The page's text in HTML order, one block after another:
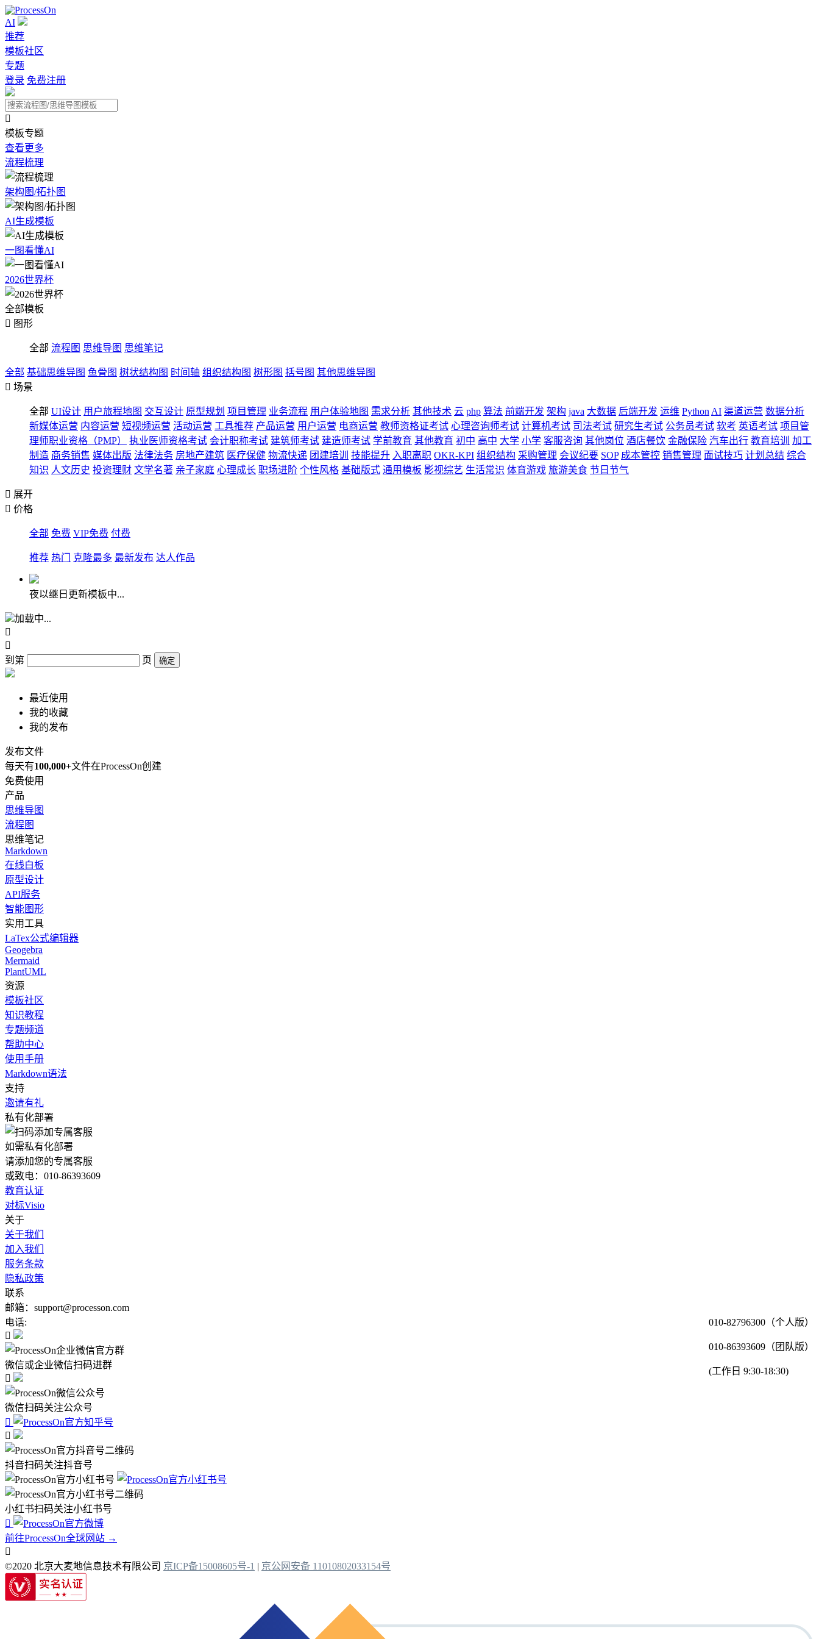
AI
推荐
模板社区
专题
登录 免费注册

模板专题
查看更多
流程梳理
架构图/拓扑图
AI生成模板
一图看懂AI
2026世界杯
全部模板
 图形
全部 流程图 思维导图 思维笔记
全部 基础思维导图 鱼骨图 树状结构图 时间轴 组织结构图 树形图 括号图 其他思维导图
 场景
全部 UI设计 用户旅程地图 交互设计 原型规划 项目管理 业务流程 用户体验地图 需求分析 其他技术 云 php 算法 前端开发 架构 java 大数据 后端开发 运维 Python AI 渠道运营 数据分析
新媒体运营 内容运营 短视频运营 活动运营 工具推荐 产品运营 用户运营 电商运营 教师资格证考试 心理咨询师考试 计算机考试 司法考试 研究生考试 公务员考试 软考 英语考试 项目管
理师职业资格（PMP）
执业医师资格考试 会计职称考试 建筑师考试 建造师考试 学前教育 其他教育 初中 高中 大学 小学 客服咨询 其他岗位 酒店餐饮 金融保险 汽车出行 教育培训
加工
制造 商务销售 媒体出版 法律法务 房地产建筑 医疗保健 物流快递 团建培训 技能提升 入职离职 OKR-KPI 组织结构 采购管理 会议纪要 SOP 成本管控 销售管理 面试技巧 计划总结 综合
知识 人文历史 投资理财 文学名著 亲子家庭 心理成长 职场进阶 个性风格 基础版式 通用模板 影视综艺 生活常识 体育游戏 旅游美食 节日节气
 展开
 价格
全部 免费 VIP免费 付费
推荐 热门 克隆最多 最新发布 达人作品
夜以继日更新模板中...
加载中...


到第
页 确定
最近使用
我的收藏
我的发布
发布文件
每天有100,000+文件在ProcessOn创建
免费使用
产品
思维导图
流程图
思维笔记
Markdown
在线白板
原型设计
API服务
智能图形
实用工具
LaTex公式编辑器
Geogebra
Mermaid
PlantUML
资源
模板社区
知识教程
专题频道
帮助中心
使用手册
Markdown语法
支持
邀请有礼
私有化部署
如需私有化部署
请添加您的专属客服
或致电：010-86393609
教育认证
对标Visio
关于
关于我们
加入我们
服务条款
隐私政策
联系
邮箱：support@processon.com
电话:
010-82796300（个人版）
010-86393609（团队版）
(工作日 9:30-18:30)

微信或企业微信扫码进群

微信扫码关注公众号


抖音扫码关注抖音号
小红书扫码关注小红书号

前往ProcessOn全球网站 →

©2020 北京大麦地信息技术有限公司 京ICP备15008605号-1 | 京公网安备 11010802033154号